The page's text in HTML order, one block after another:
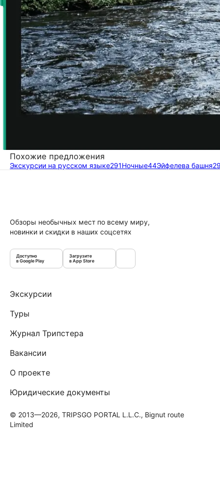
Похожие предложения
Экскурсии на русском языке291Ночные44Эйфелева башня
Обзоры необычных мест по всему миру,
новинки и скидки в наших соцсетях
Доступно
в Google Play
Загрузите
в App Store
Экскурсии
Туры
Журнал Трипстера
Вакансии
О проекте
Юридические документы
© 2013—2026, TRIPSGO PORTAL L.L.C., Bignut route
Limited